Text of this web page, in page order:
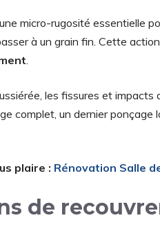
micro-rugosité essentielle
à un grain fin. Cette
.
les fissures et
complet, un dernier ponçage
plaire : Rénovation Salle
de